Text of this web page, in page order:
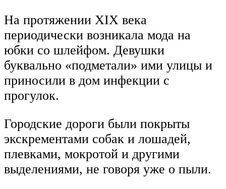
На протяжении XIX века
периодически возникала мода на
юбки со шлейфом. Девушки
буквально «подметали» ими улицы и
приносили в дом инфекции с
прогулок.
Городские дороги были покрыты
экскрементами собак и лошадей,
плевками, мокротой и другими
выделениями, не говоря уже о пыли.